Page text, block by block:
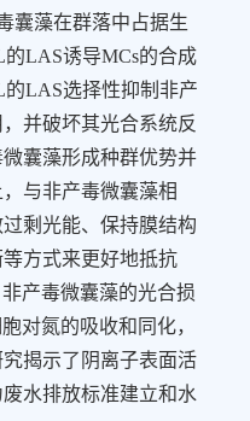
囊藻在群落中占据生
的LAS诱导MCs的合成
的LAS选择性抑制非产
并破坏其光合系统反
囊藻形成种群优势并
与非产毒微囊藻相
剩光能、保持膜结构
方式来更好地抵抗
产毒微囊藻的光合损
对氮的吸收和同化，
揭示了阴离子表面活
水排放标准建立和水